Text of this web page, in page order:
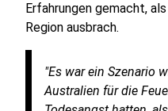
Erfahrungen gemacht,
Region ausbrach.
"Es war ein Szenario
Australien für die